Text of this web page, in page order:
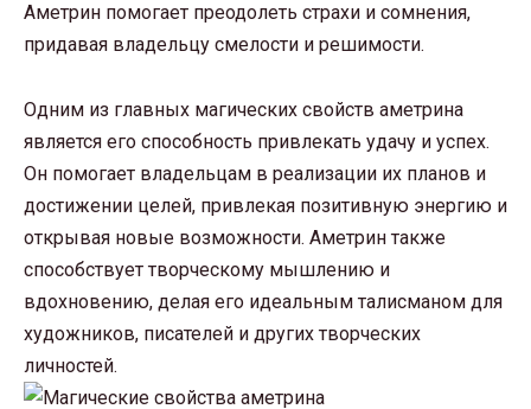
Аметрин помогает преодолеть страхи и сомнения,
придавая владельцу смелости и решимости.
Одним из главных магических свойств аметрина
является его способность привлекать удачу и успех.
Он помогает владельцам в реализации их планов и
достижении целей, привлекая позитивную энергию и
открывая новые возможности. Аметрин также
способствует творческому мышлению и
вдохновению, делая его идеальным талисманом для
художников, писателей и других творческих
личностей.